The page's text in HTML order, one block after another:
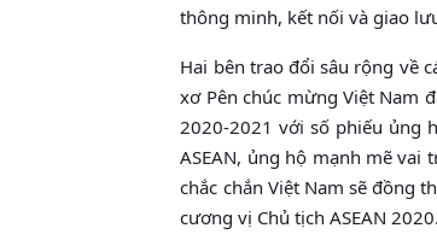
thông minh, kết nối và giao
Hai bên trao đổi sâu rộng về
xơ Pên chúc mừng Việt Nam
2020-2021 với số phiếu ủng
ASEAN, ủng hộ mạnh mẽ
chắc chắn Việt Nam sẽ đồng
cương vị Chủ tịch ASEAN 2020.